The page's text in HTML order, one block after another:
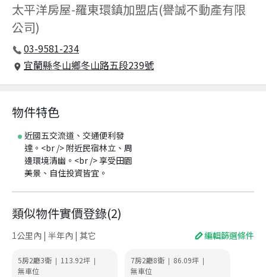
太平洋房屋-羅東環鎮加盟店(譽誠不動產有限
公司)
03-9581-234
宜蘭縣冬山鄉冬山路五段239號
物件特色
近國五交流道、交通便利發
達。<br /> 附近民宿林立、周
邊環境清幽。<br /> 享受田園
美景、自住投資皆宜。
類似物件實價登錄(2)
1公里內 | 半年內 | 其它 編輯篩選條件
5房2廳3衛 | 113.92坪 |
無車位
7房2廳8衛 | 86.09坪 |
無車位